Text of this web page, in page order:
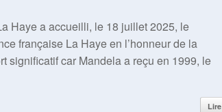
Haye a accueilli, le 18 juillet 2025, le
française La Haye en l’honneur de la
significatif car Mandela a reçu en 1999, le
Lire